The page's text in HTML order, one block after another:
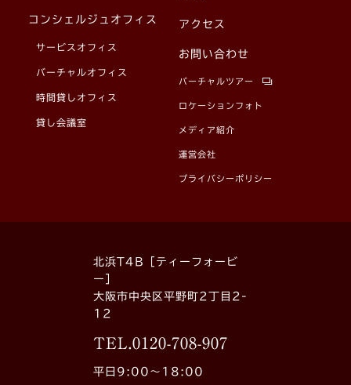
コンシェルジュオフィス
サービスオフィス
バーチャルオフィス
時間貸しオフィス
貸し会議室
アクセス
お問い合わせ
バーチャルツアー
ロケーションフォト
メディア紹介
運営会社
プライバシーポリシー
北浜T4B［ティーフォービ
ー］
大阪市中央区平野町2丁目2-
12
TEL.0120-708-907
平日9:00〜18:00